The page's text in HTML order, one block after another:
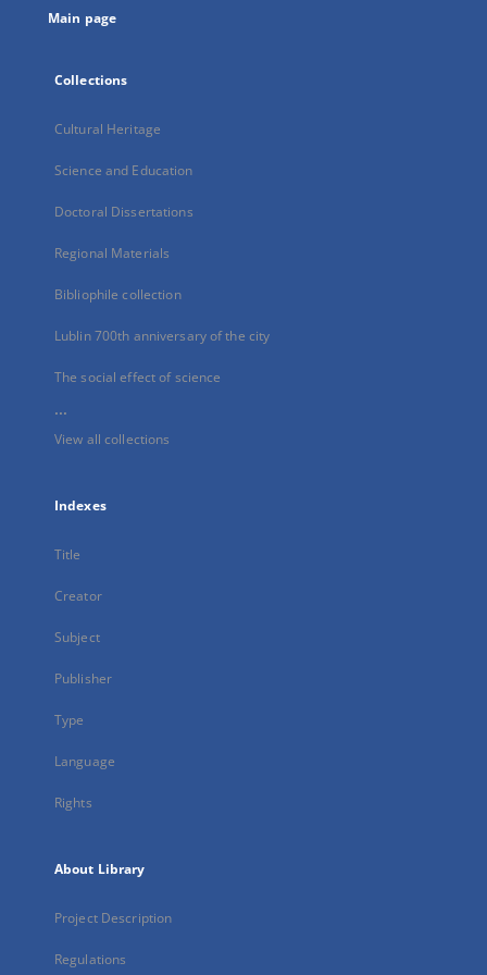
Main page
Collections
Cultural Heritage
Science and Education
Doctoral Dissertations
Regional Materials
Bibliophile collection
Lublin 700th anniversary of the city
The social effect of science
...
View all collections
Indexes
Title
Creator
Subject
Publisher
Type
Language
Rights
About Library
Project Description
Regulations